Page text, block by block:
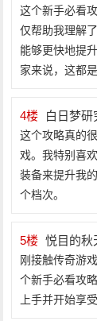
这个新手必看
仅帮助我理解
能够更快地提
家来说，这都
4楼 白日梦研
这个攻略真的
戏。我特别喜
装备来提升我
个档次。
5楼 悦目的秋
刚接触传奇游
个新手必看攻
上手并开始享